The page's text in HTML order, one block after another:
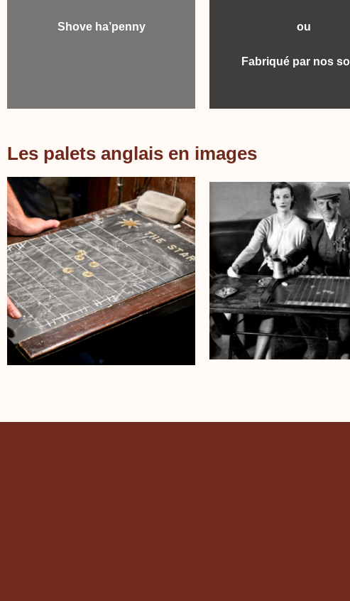
Shove ha’penny ou
Fabriqué par nos
Les palets anglais en images